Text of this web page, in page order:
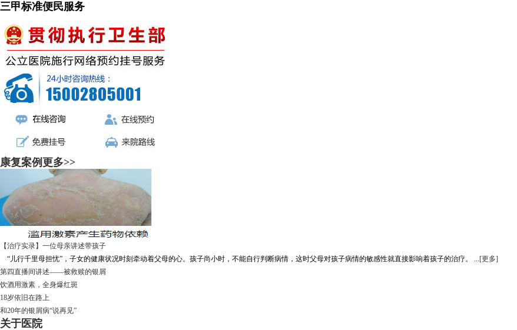
三甲标准便民服务
康复案例 更多>>
【治疗实录】一位母亲讲述带孩子
“儿行千里母担忧”，子女的健康状况时刻牵动着父母的心。孩子尚小时，不能自行判断病情，这时父母对孩子病情的敏感性就直接影响着孩子的治疗。 ...[更多]
第四直播间讲述——被救赎的银屑
饮酒用激素，全身爆红斑
18岁依旧在路上
和20年的银屑病“说再见”
关于医院